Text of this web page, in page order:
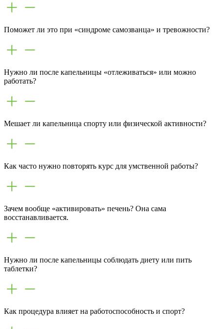
Поможет ли это при «синдроме самозванца» и тревожности?
Нужно ли после капельницы «отлеживаться» или можно
работать?
Мешает ли капельница спорту или физической активности?
Как часто нужно повторять курс для умственной работы?
Зачем вообще «активировать» печень? Она сама
восстанавливается.
Нужно ли после капельницы соблюдать диету или пить
таблетки?
Как процедура влияет на работоспособность и спорт?